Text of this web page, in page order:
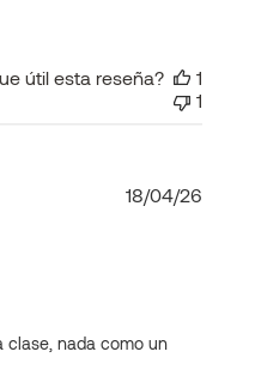
útil esta reseña?
1
1
clase, nada como un
18/04/26